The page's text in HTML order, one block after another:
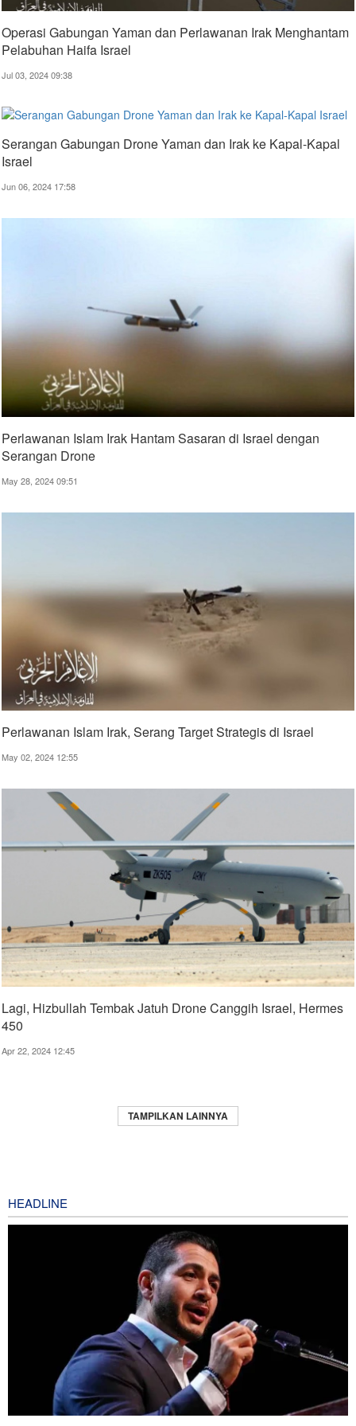
Operasi Gabungan Yaman dan Perlawanan Irak Menghantam
Pelabuhan Haifa Israel
Jul 03, 2024 09:38
Serangan Gabungan Drone Yaman dan Irak ke Kapal-Kapal
Israel
Jun 06, 2024 17:58
Perlawanan Islam Irak Hantam Sasaran di Israel dengan
Serangan Drone
May 28, 2024 09:51
Perlawanan Islam Irak, Serang Target Strategis di Israel
May 02, 2024 12:55
Lagi, Hizbullah Tembak Jatuh Drone Canggih Israel, Hermes
450
Apr 22, 2024 12:45
TAMPILKAN LAINNYA
HEADLINE